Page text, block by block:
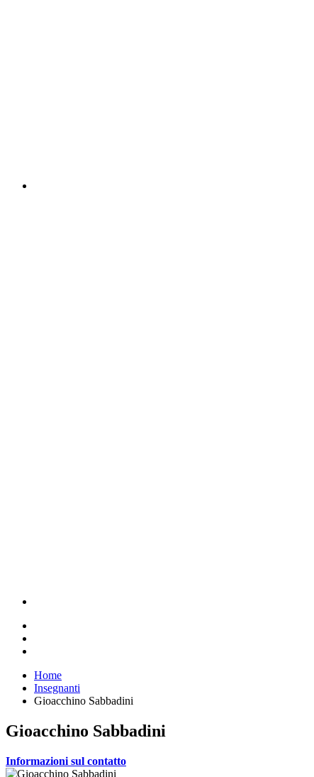
Home
Insegnanti
Gioacchino Sabbadini
Gioacchino Sabbadini
Informazioni sul contatto